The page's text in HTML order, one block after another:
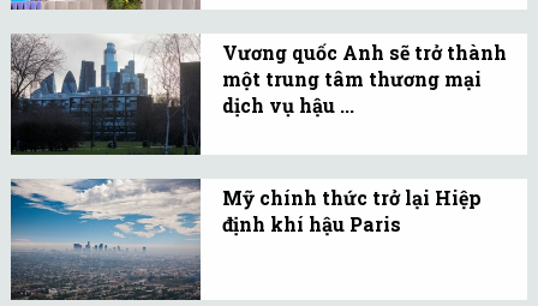
Từ nay đến 2025, RCEP sẽ
thúc đẩy kinh tế Việt
Nam phát triển trong
thời gian tới.
Vương quốc Anh sẽ trở thành
một trung tâm thương mại
dịch vụ hậu ...
cầu nối giữa các quốc gia
thiếu các hiệp định
Mỹ chính thức trở lại Hiệp
định khí hậu Paris